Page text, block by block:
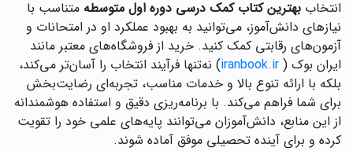
انتخاب بهترین کتاب کمک درسی دوره اول متوسطه متناسب با
نیازهای دانش‌آموز، می‌توانید به بهبود عملکرد او در امتحانات و
آزمون‌های رقابتی کمک کنید. خرید از فروشگاه‌های معتبر مانند
ایران بوک ( iranbook.ir) نه‌تنها فرآیند انتخاب را آسان‌تر می‌کند،
بلکه با ارائه تنوع بالا و خدمات مناسب، تجربه‌ای رضایت‌بخش
برای شما فراهم می‌کند. با برنامه‌ریزی دقیق و استفاده هوشمندانه
از این منابع، دانش‌آموزان می‌توانند پایه‌های علمی خود را تقویت
کرده و برای آینده تحصیلی موفق آماده شوند.